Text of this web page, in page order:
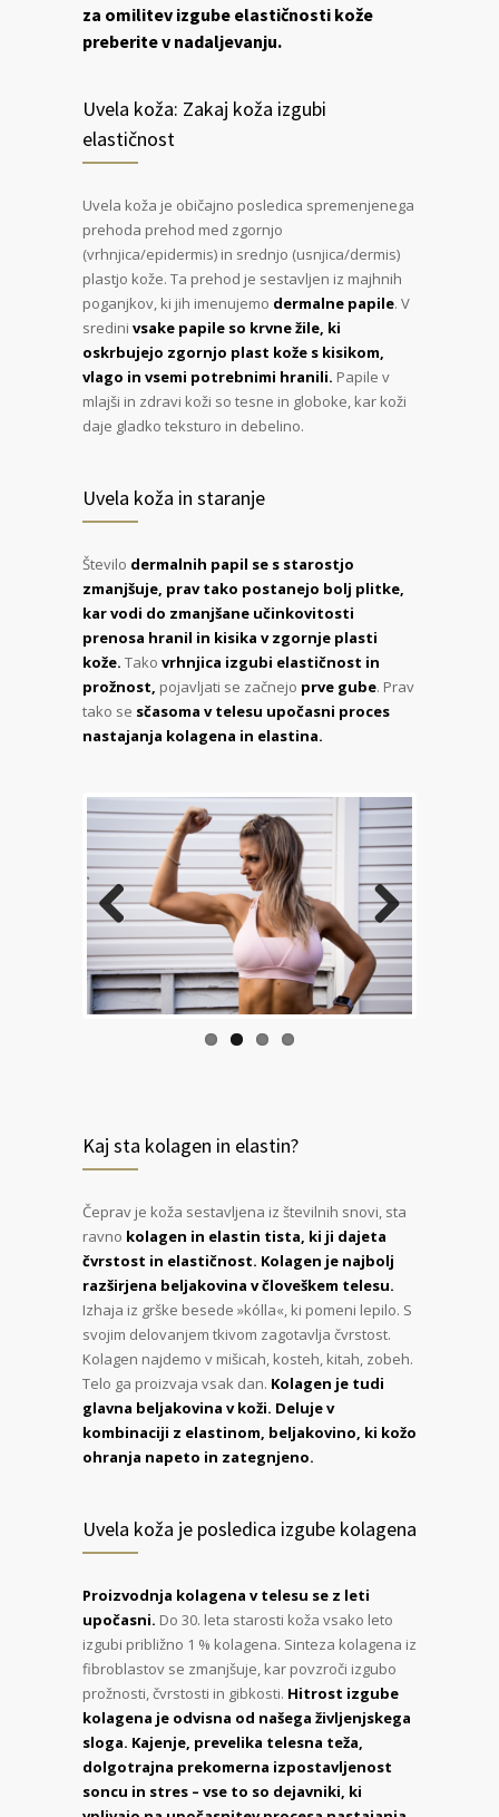
za omilitev izgube elastičnosti kože
preberite v nadaljevanju.
Uvela koža: Zakaj koža izgubi
elastičnost
Uvela koža je običajno posledica spremenjenega
prehoda prehod med zgornjo
(vrhnjica/epidermis) in srednjo (usnjica/dermis)
plastjo kože. Ta prehod je sestavljen iz majhnih
poganjkov, ki jih imenujemo dermalne papile. V
sredini vsake papile so krvne žile, ki
oskrbujejo zgornjo plast kože s kisikom,
vlago in vsemi potrebnimi hranili. Papile v
mlajši in zdravi koži so tesne in globoke, kar koži
daje gladko teksturo in debelino.
Uvela koža in staranje
Število dermalnih papil se s starostjo
zmanjšuje, prav tako postanejo bolj plitke,
kar vodi do zmanjšane učinkovitosti
prenosa hranil in kisika v zgornje plasti
kože. Tako vrhnjica izgubi elastičnost in
prožnost, pojavljati se začnejo prve gube. Prav
tako se sčasoma v telesu upočasni proces
nastajanja kolagena in elastina.
Previous Next
Kaj sta kolagen in elastin?
Čeprav je koža sestavljena iz številnih snovi, sta
ravno kolagen in elastin tista, ki ji dajeta
čvrstost in elastičnost.
Kolagen je najbolj
razširjena beljakovina v človeškem telesu.
Izhaja iz grške besede »kólla«, ki pomeni lepilo. S
svojim delovanjem tkivom zagotavlja čvrstost.
Kolagen najdemo v mišicah, kosteh, kitah, zobeh.
Telo ga proizvaja vsak dan. Kolagen je tudi
glavna beljakovina v koži. Deluje v
kombinaciji z elastinom, beljakovino, ki kožo
ohranja napeto in zategnjeno.
Uvela koža je posledica izgube kolagena
Proizvodnja kolagena v telesu se z leti
upočasni. Do 30. leta starosti koža vsako leto
izgubi približno 1 % kolagena. Sinteza kolagena iz
fibroblastov se zmanjšuje, kar povzroči izgubo
prožnosti, čvrstosti in gibkosti. Hitrost izgube
kolagena je odvisna od našega življenjskega
sloga. Kajenje, prevelika telesna teža,
dolgotrajna prekomerna izpostavljenost
soncu in stres – vse to so dejavniki, ki
vplivajo na upočasnitev procesa nastajanja